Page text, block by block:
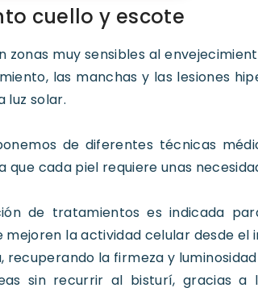
cuello y escote
zonas muy sensibles al
las manchas y las lesiones
luz solar.
de diferentes técnicas
que cada piel requiere unas
de tratamientos es indicada
mejoren la actividad celular desde
recuperando la firmeza y
sin recurrir al bisturí, gracias